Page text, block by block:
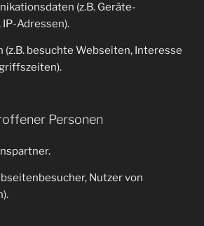
(z.B. Geräte-
Adressen).
(z.B. besuchte Webseiten, Interesse
Personen
Nutzer von